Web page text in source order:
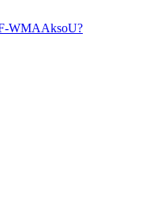
WMAAksoU?